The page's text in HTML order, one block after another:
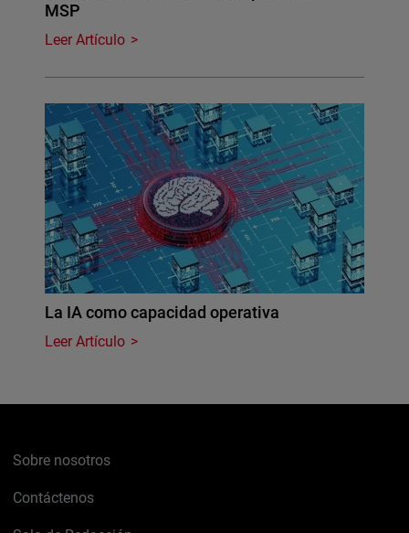
MSP
Leer Artículo
La IA como capacidad operativa
Leer Artículo
Sobre nosotros
Contáctenos